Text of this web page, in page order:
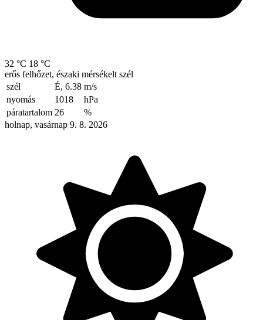
32 °C 18 °C
erős felhőzet, északi mérsékelt szél
szél
É, 6.38 m/s
nyomás
1018
hPa
páratartalom 26
%
holnap, vasárnap 9. 8. 2026